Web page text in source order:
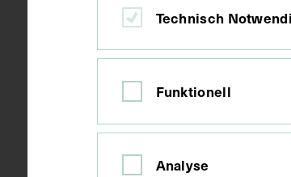
Material
Technik
Technisch
Funktionell
Analyse